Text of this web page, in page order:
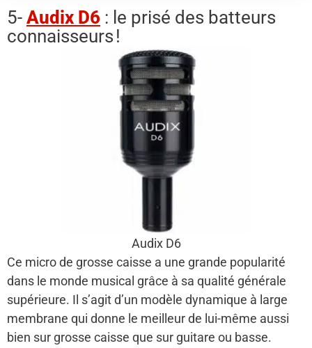
5- Audix D6 : le prisé des batteurs
connaisseurs !
Audix D6
Ce micro de grosse caisse a une grande popularité
dans le monde musical grâce à sa qualité générale
supérieure. Il s’agit d’un modèle dynamique à large
membrane qui donne le meilleur de lui-même aussi
bien sur grosse caisse que sur guitare ou basse.